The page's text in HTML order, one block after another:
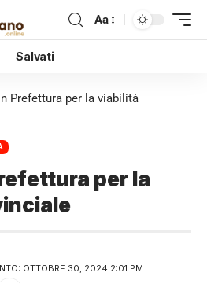
Aa
Salvati
Prefettura per la viabilità
per la
OTTOBRE 30, 2024 2:01 PM